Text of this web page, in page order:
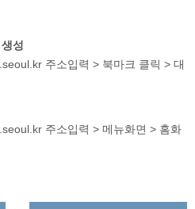
성
주소입력 > 북마크 클릭 > 대
주소입력 > 메뉴화면 > 홈화